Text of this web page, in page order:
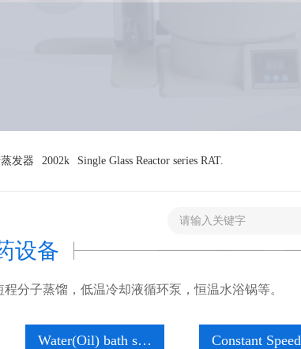
发器 2002k Single Glass Reactor series RAT.
设备
分子蒸馏，低温冷却液循环泵，恒温水浴锅等。
Water(Oil) bath s…
Constant